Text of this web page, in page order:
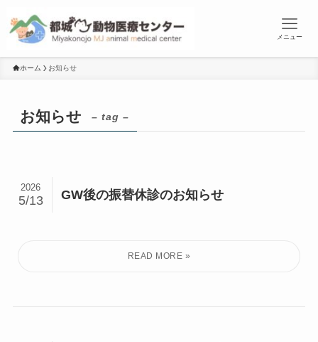
メニュー
ホーム お知らせ
お知らせ – tag –
GW後の振替休診のお知らせ
2026
5/13